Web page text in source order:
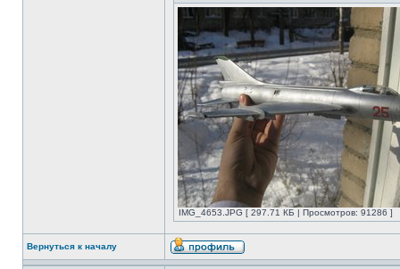
IMG_4653.JPG [ 297.71 КБ | Просмотров: 91286 ]
Вернуться к началу